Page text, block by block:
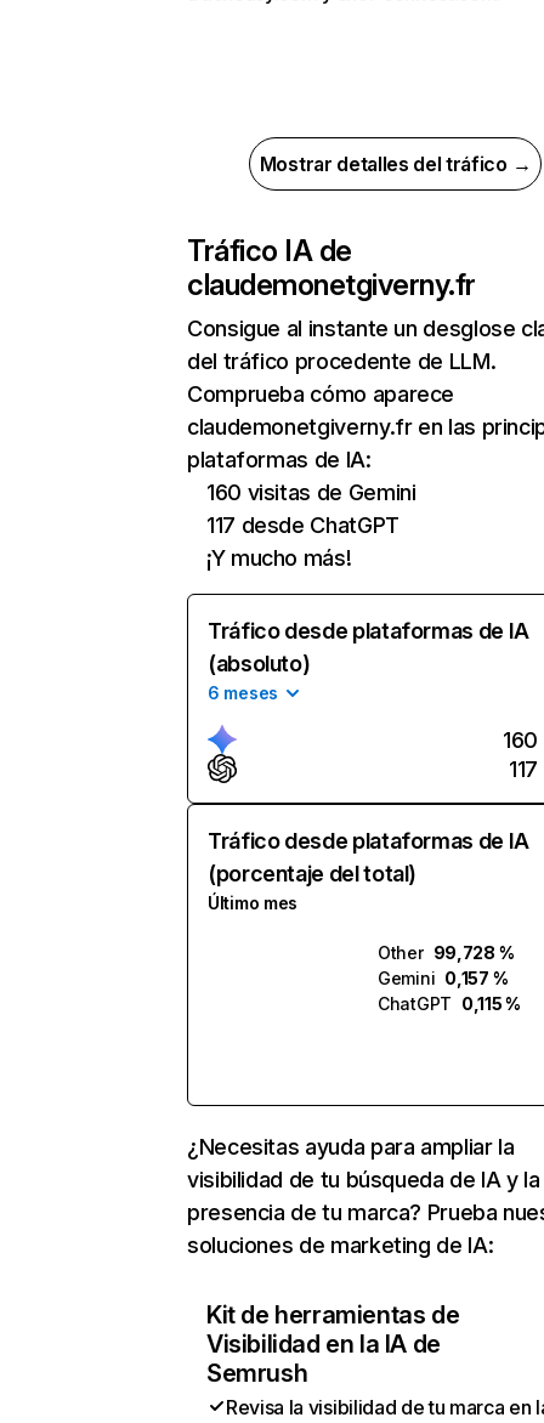
Mostrar detalles del tráfico →
Tráfico IA de
claudemonetgiverny.fr
Consigue al instante un desglose
del tráfico procedente de LLM.
Comprueba cómo aparece
claudemonetgiverny.fr en las
plataformas de IA:
160 visitas de Gemini
117 desde ChatGPT
¡Y mucho más!
Tráfico desde plataformas de IA
(absoluto)
6 meses
160
117
Tráfico desde plataformas de IA
(porcentaje del total)
Último mes
Other 99,728 %
Gemini 0,157 %
ChatGPT 0,115 %
¿Necesitas ayuda para ampliar la
visibilidad de tu búsqueda de IA y la
presencia de tu marca? Prueba
soluciones de marketing de IA:
Kit de herramientas de
Visibilidad en la IA de
Semrush
Revisa la visibilidad de tu marca en